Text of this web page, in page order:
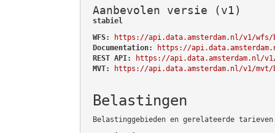
Aanbevolen versie (v1)
stabiel
WFS:
https://api.data.amsterdam.nl/v1/wfs/
Documentation:
https://
REST API:
https://api.data.amsterdam.nl/
MVT:
https://api.data.amsterdam.nl/v1/mvt/
Belastingen
Belastinggebieden en gerelateerde